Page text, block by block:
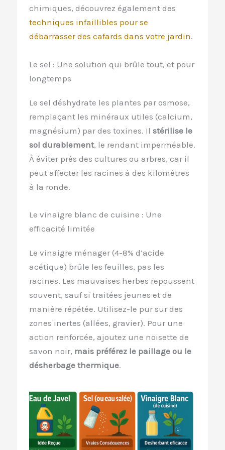
chimiques, découvrez également des
techniques infaillibles pour se
débarrasser des cafards dans votre jardin.
Le sel : Une solution qui brûle tout, et pour
longtemps
Le sel déshydrate les plantes par osmose,
remplaçant les minéraux utiles (calcium,
magnésium) par des toxines. Il stérilise le
sol durablement, le rendant imperméable.
À éviter près des cultures ou arbres, car il
peut affecter les racines à des kilomètres
à la ronde.
Le vinaigre blanc de cuisine : Une
efficacité limitée
Le vinaigre ménager (4-8% d’acide
acétique) brûle les feuilles, pas les
racines. Les mauvaises herbes repoussent
souvent, sauf si traitées jeunes et de
manière répétée. Utilisez-le pur sur des
zones inertes (allées, gravier). Pour une
action renforcée, ajoutez une noisette de
savon noir, mais préférez le paillage ou le
désherbage thermique.